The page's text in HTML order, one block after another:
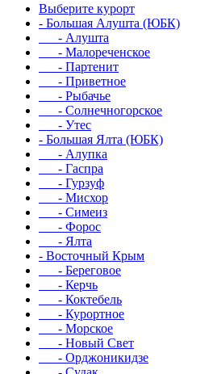
Выберите курорт
- Большая Алушта (ЮБК)
- Алушта
- Малореченское
- Партенит
- Приветное
- Рыбачье
- Солнечногорское
- Утес
- Большая Ялта (ЮБК)
- Алупка
- Гаспра
- Гурзуф
- Мисхор
- Симеиз
- Форос
- Ялта
- Восточный Крым
- Береговое
- Керчь
- Коктебель
- Курортное
- Морское
- Новый Свет
- Орджоникидзе